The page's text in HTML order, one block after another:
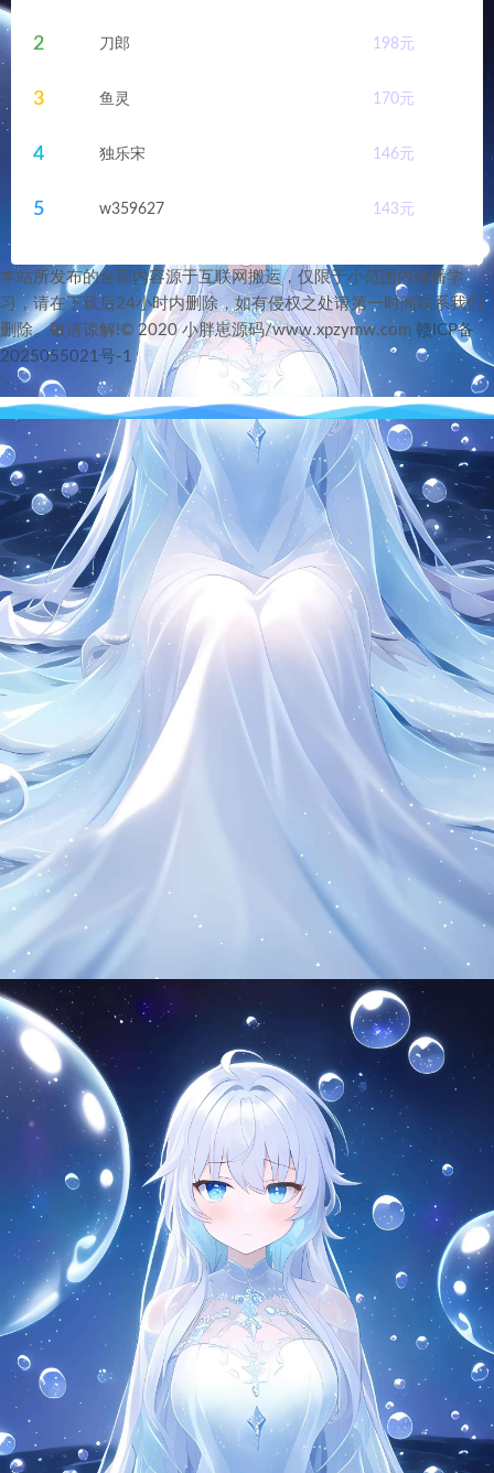
2 刀郎 198元
3 鱼灵 170元
4 独乐宋 146元
5 w359627 143元
本站所发布的全部内容源于互联网搬运，仅限于小范围内传播学
习，请在下载后24小时内删除，如有侵权之处请第一时间联系我们
删除。敬请谅解!© 2020 小胖崽源码/www.xpzymw.com 赣ICP备
2025055021号-1
';